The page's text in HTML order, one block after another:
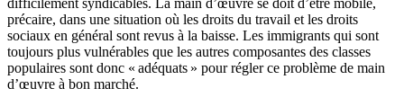
difficilement syndicables. La main d’œuvre se doit d’être mobile,
précaire, dans une situation où les droits du travail et les droits
sociaux en général sont revus à la baisse. Les immigrants qui sont
toujours plus vulnérables que les autres composantes des classes
populaires sont donc « adéquats » pour régler ce problème de main
d’œuvre à bon marché.